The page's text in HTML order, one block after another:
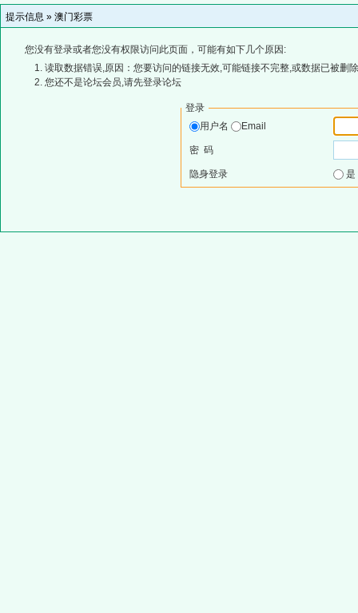
提示信息 » 澳门彩票
您没有登录或者您没有权限访问此页面，可能有如下几个原因:
读取数据错误,原因：您要访问的链接无效,可能链接不完整,或数据已被删
您还不是论坛会员,请先登录论坛
登录
用户名
Email
密 码
隐身登录